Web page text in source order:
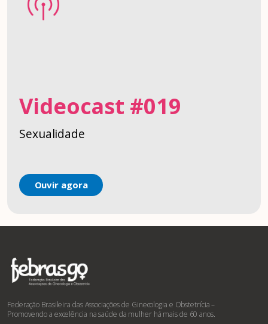
Videocast #019
Sexualidade
Ouvir agora
Federação Brasileira das Associações de Ginecologia e Obstetrícia –
Promovendo a excelência na saúde da mulher há mais de 60 anos.